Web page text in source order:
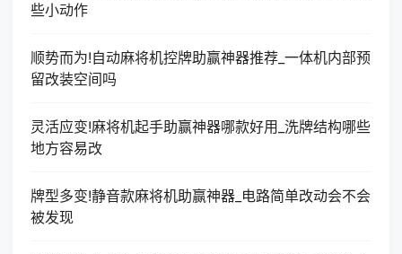
些小动作
顺势而为!自动麻将机控牌助赢神器推荐_一体机内部预
留改装空间吗
灵活应变!麻将机起手助赢神器哪款好用_洗牌结构哪些
地方容易改
牌型多变!静音款麻将机助赢神器_电路简单改动会不会
被发现